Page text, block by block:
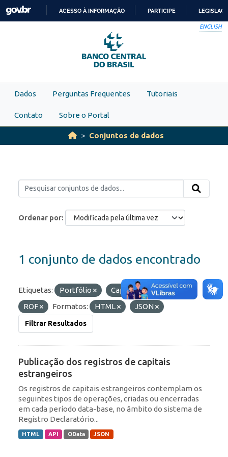
Skip to main content
PARA
O
CONTEÚDO
ACESSO À INFORMAÇÃO PARTICIPE
ENGLISH
Dados Perguntas Frequentes Tutoriais
Contato Sobre o Portal
Conjuntos de dados
Ordenar por
1 conjunto de dados encontrado
Etiquetas: Portfólio
Capitais Estrangeiros
ROF
Formatos: HTML JSON
Filtrar Resultados
Publicação dos registros de capitais
estrangeiros
Os registros de capitais estrangeiros contemplam os
seguintes tipos de operações, criadas ou encerradas
em cada período data-base, no âmbito do sistema de
Registro Declaratório...
HTML API OData JSON